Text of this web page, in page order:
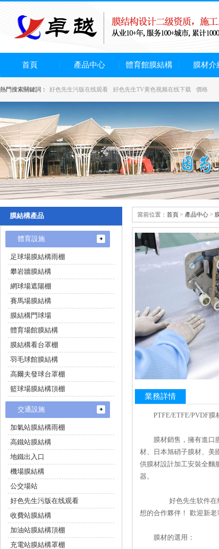
首頁 產品中心 體育館膜結構 膜材介
熱門搜索關鍵詞： 好色先生污版在线观看 好色先生TV黄色视频在线下载 價格
當前位置： 首頁 > 產品中心 >
業務詳情
PTFE/ETFE/PVDF膜
膜材銷售，擁有進口膜
材、日本旭硝子膜材
供膜材設計加工安裝全麵服務
器。
好色先生软件在线下载鋼
想的合作夥伴！ 歡迎新老
膜材的選用：
膜結構產品
體育設施
足球場膜結構雨棚
攀岩牆膜結構
網球場遮陽棚
賽馬場膜結構
膜結構門球場
體育場館膜結構
膜結構看台罩棚
羽毛球館膜結構
高爾夫發球台罩棚
籃球場膜結構頂棚
交通設施
加氣站膜結構雨棚
高鐵站膜結構
地鐵出入口
機場膜結構
公交場站
好色先生污版在线观看
收費站膜結構
加油站膜結構頂棚
充電站膜結構罩棚